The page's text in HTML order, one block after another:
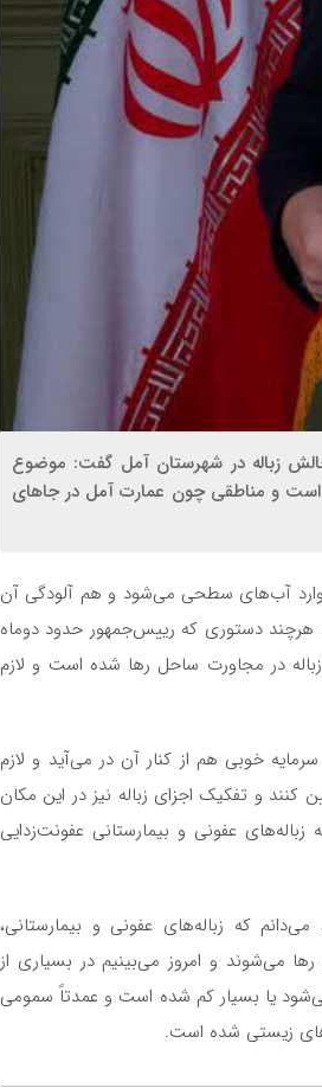
زباله در شهرستان آمل گفت: موضوع
است و مناطقی چون عمارت آمل در جاهای
آب‌های سطحی می‌شود و هم آلودگی آن
هرچند دستوری که رییس‌جمهور حدود دوماه
در مجاورت ساحل رها شده است و لازم
خوبی هم از کنار آن در می‌آید و لازم
و تفکیک اجزای زباله نیز در این مکان
عفونی و بیمارستانی عفونت‌زدایی
که زباله‌های عفونی و بیمارستانی،
می‌شوند و امروز می‌بینیم در بسیاری از
یا بسیار کم شده است و عمدتاً سمومی
زیستی شده است.